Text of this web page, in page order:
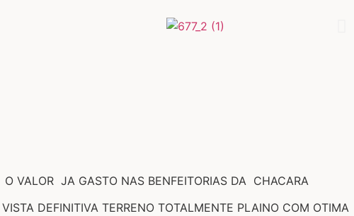
VALOR JA GASTO NAS BENFEITORIAS DA CHACARA
DEFINITIVA TERRENO TOTALMENTE PLAINO COM OTIMA